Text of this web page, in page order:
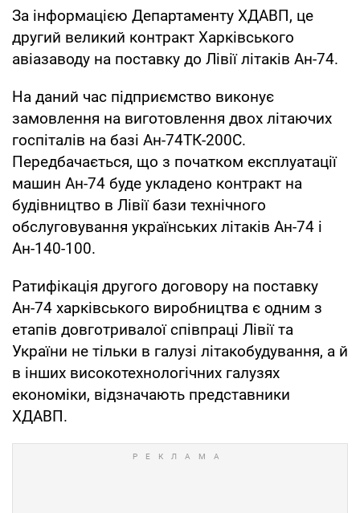
За інформацією Департаменту ХДАВП, це
другий великий контракт Харківського
авіазаводу на поставку до Лівії літаків Ан-74.
На даний час підприємство виконує
замовлення на виготовлення двох літаючих
госпіталів на базі Ан-74ТК-200С.
Передбачається, що з початком експлуатації
машин Ан-74 буде укладено контракт на
будівництво в Лівії бази технічного
обслуговування українських літаків Ан-74 і
Ан-140-100.
Ратифікація другого договору на поставку
Ан-74 харківського виробництва є одним з
етапів довготривалої співпраці Лівії та
України не тільки в галузі літакобудування, а й
в інших високотехнологічних галузях
економіки, відзначають представники
ХДАВП.